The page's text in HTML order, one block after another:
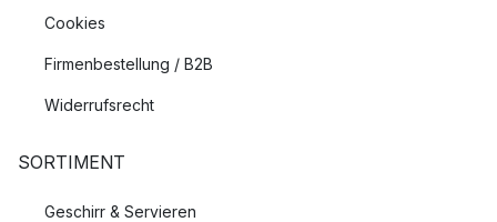
Cookies
Firmenbestellung / B2B
Widerrufsrecht
SORTIMENT
Geschirr & Servieren